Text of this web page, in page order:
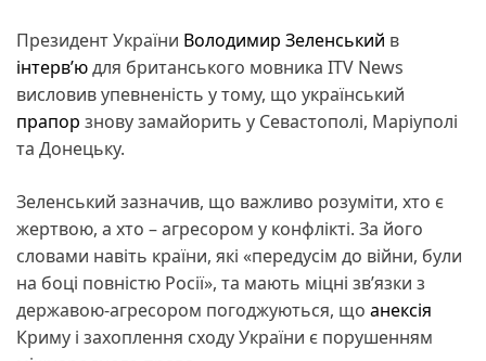
Президент України Володимир Зеленський в
інтерв’юдля британського мовника ITV News
висловив упевненість у тому, що український
прапор знову замайорить у Севастополі, Маріуполі
та Донецьку.
Зеленський зазначив, що важливо розуміти, хто є
жертвою, а хто – агресором у конфлікті. За його
словами навіть країни, які «передусім до війни, були
на боці повністю Росії», та мають міцні зв’язки з
державою-агресором погоджуються, що анексія
Криму і захоплення сходу України є порушенням